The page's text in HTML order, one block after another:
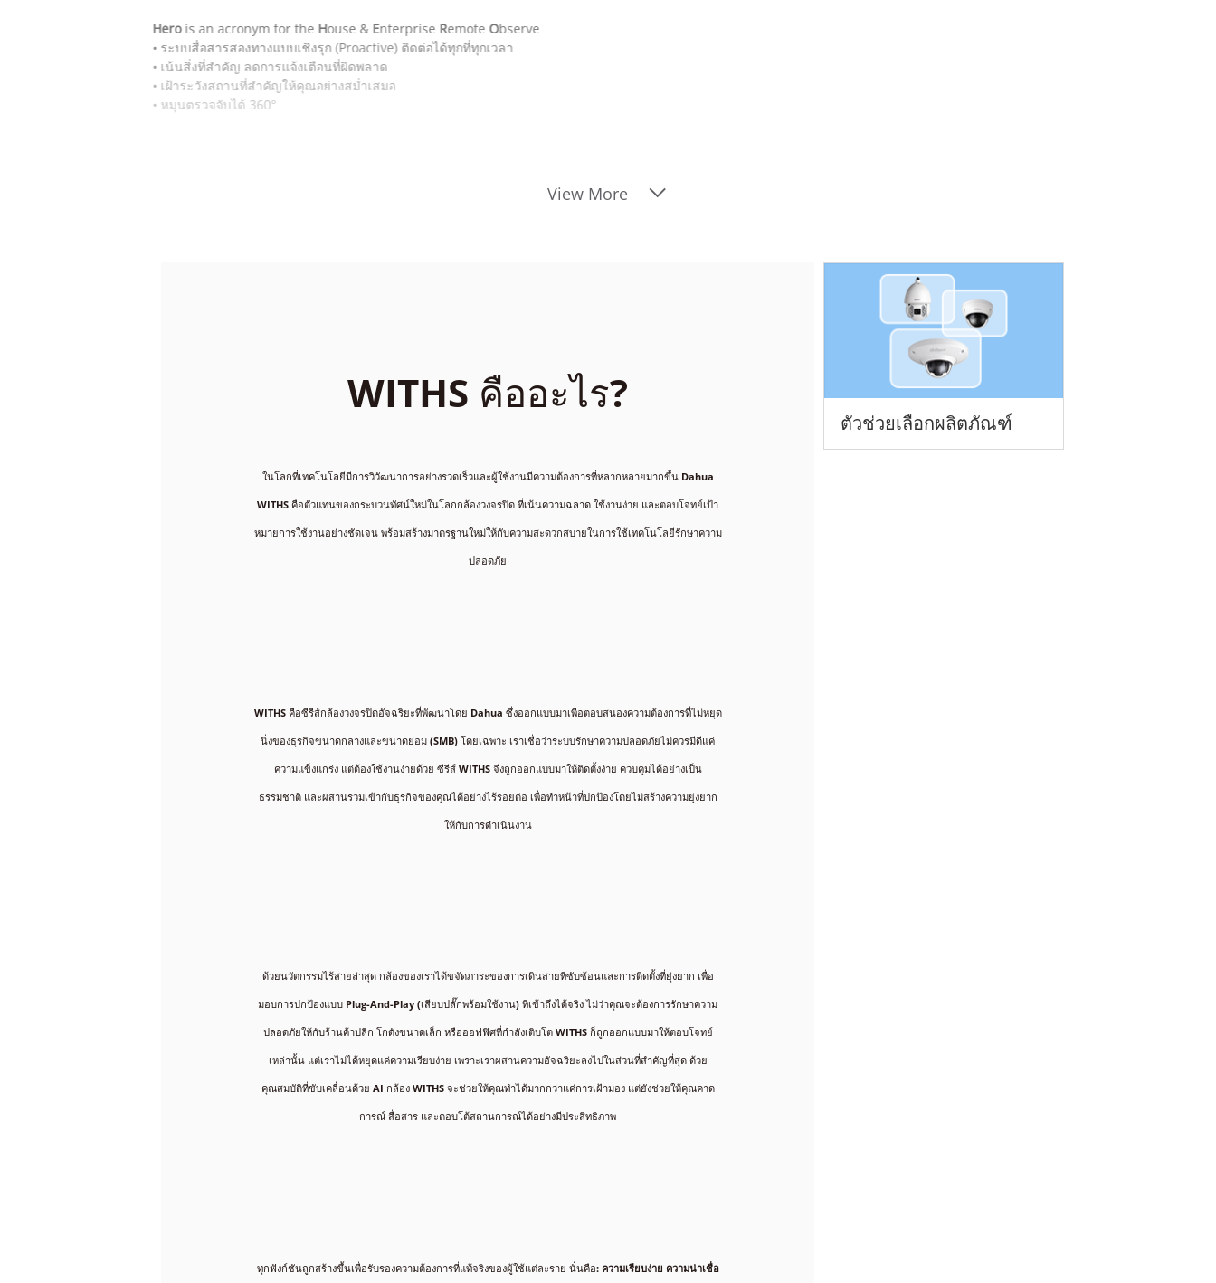
Herois an acronym for the House & Enterprise Remote Observe
• ระบบสื่อสารสองทางแบบเชิงรุก (Proactive) ติดต่อได้ทุกที่ทุกเวลา
• เน้นสิ่งที่สำคัญ ลดการแจ้งเตือนที่ผิดพลาด
• เฝ้าระวังสถานที่สำคัญให้คุณอย่างสม่ำเสมอ
• หมุนตรวจจับได้ 360°
View More
ตัวช่วยเลือกผลิตภัณฑ์
WITHS คืออะไร?
ในโลกที่เทคโนโลยีมีการวิวัฒนาการอย่างรวดเร็วและผู้ใช้งานมีความต้องการที่หลากหลายมากขึ้น Dahua
WITHS คือตัวแทนของกระบวนทัศน์ใหม่ในโลกกล้องวงจรปิด ที่เน้นความฉลาด ใช้งานง่าย และตอบโจทย์เป้า
หมายการใช้งานอย่างชัดเจน พร้อมสร้างมาตรฐานใหม่ให้กับความสะดวกสบายในการใช้เทคโนโลยีรักษาความ
ปลอดภัย
WITHSคือซีรีส์กล้องวงจรปิดอัจฉริยะที่พัฒนาโดย Dahua ซึ่งออกแบบมาเพื่อตอบสนองความต้องการที่ไม่หยุด
นิ่งของธุรกิจขนาดกลางและขนาดย่อม (SMB) โดยเฉพาะ เราเชื่อว่าระบบรักษาความปลอดภัยไม่ควรมีดีแค่
ความแข็งแกร่ง แต่ต้องใช้งานง่ายด้วย ซีรีส์ WITHS จึงถูกออกแบบมาให้ติดตั้งง่าย ควบคุมได้อย่างเป็น
ธรรมชาติ และผสานรวมเข้ากับธุรกิจของคุณได้อย่างไร้รอยต่อ เพื่อทำหน้าที่ปกป้องโดยไม่สร้างความยุ่งยาก
ให้กับการดำเนินงาน
ด้วยนวัตกรรมไร้สายล่าสุด กล้องของเราได้ขจัดภาระของการเดินสายที่ซับซ้อนและการติดตั้งที่ยุ่งยาก เพื่อ
มอบการปกป้องแบบ Plug-And-Play (เสียบปลั๊กพร้อมใช้งาน) ที่เข้าถึงได้จริง ไม่ว่าคุณจะต้องการรักษาความ
ปลอดภัยให้กับร้านค้าปลีก โกดังขนาดเล็ก หรือออฟฟิศที่กำลังเติบโต WITHS ก็ถูกออกแบบมาให้ตอบโจทย์
เหล่านั้น แต่เราไม่ได้หยุดแค่ความเรียบง่าย เพราะเราผสานความอัจฉริยะลงไปในส่วนที่สำคัญที่สุด ด้วย
คุณสมบัติที่ขับเคลื่อนด้วย AI กล้อง WITHS จะช่วยให้คุณทำได้มากกว่าแค่การเฝ้ามอง แต่ยังช่วยให้คุณคาด
การณ์ สื่อสาร และตอบโต้สถานการณ์ได้อย่างมีประสิทธิภาพ
ทุกฟังก์ชันถูกสร้างขึ้นเพื่อรับรองความต้องการที่แท้จริงของผู้ใช้แต่ละราย นั่นคือ: ความเรียบง่าย ความน่าเชื่อ